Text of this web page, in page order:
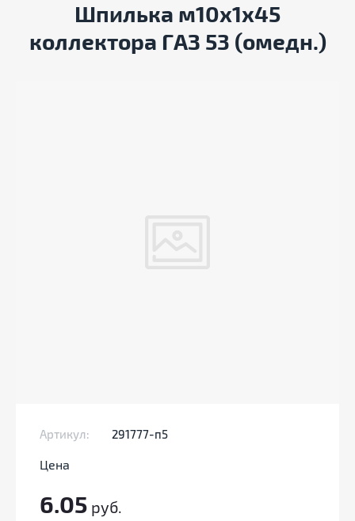
Шпилька м10х1х45
коллектора ГАЗ 53 (омедн.)
Артикул: 291777-п5
Цена
6.05 руб.